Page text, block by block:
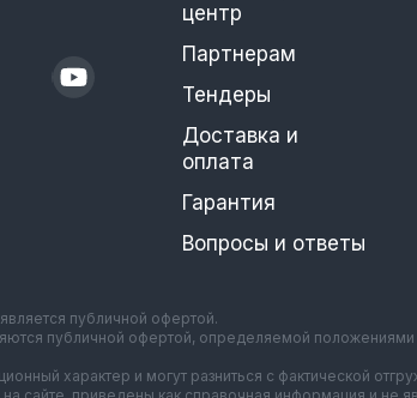
центр
Партнерам
Тендеры
Доставка и
оплата
Гарантия
Вопросы и ответы
публичной офертой.
публичной офертой, определяемой
характер и могут разниться с фактической